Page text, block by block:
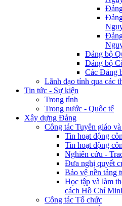
Đảng bộ
Đảng bộ
Các Đảng
Lãnh đạo tỉnh qua các
Tin tức - Sự kiện
Trong tỉnh
Trong nước - Quốc tế
Xây dựng Đảng
Công tác Tuyên giáo
Tin hoạt động
Tin hoạt động
Nghiên cứu -
Đưa nghị quyết
Bảo vệ nền tảng
Học tập và làm
cách Hồ Chí
Công tác Tổ chức